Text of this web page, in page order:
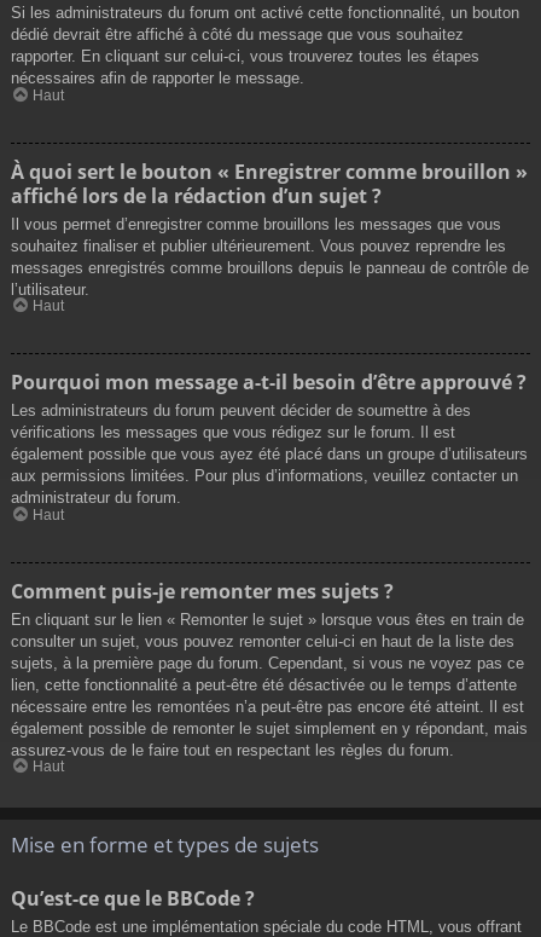
Si les administrateurs du forum ont activé cette fonctionnalité, un bouton
dédié devrait être affiché à côté du message que vous souhaitez
rapporter. En cliquant sur celui-ci, vous trouverez toutes les étapes
nécessaires afin de rapporter le message.
Haut
À quoi sert le bouton « Enregistrer comme brouillon »
affiché lors de la rédaction d’un sujet ?
Il vous permet d’enregistrer comme brouillons les messages que vous
souhaitez finaliser et publier ultérieurement. Vous pouvez reprendre les
messages enregistrés comme brouillons depuis le panneau de contrôle de
l’utilisateur.
Haut
Pourquoi mon message a-t-il besoin d’être approuvé ?
Les administrateurs du forum peuvent décider de soumettre à des
vérifications les messages que vous rédigez sur le forum. Il est
également possible que vous ayez été placé dans un groupe d’utilisateurs
aux permissions limitées. Pour plus d’informations, veuillez contacter un
administrateur du forum.
Haut
Comment puis-je remonter mes sujets ?
En cliquant sur le lien « Remonter le sujet » lorsque vous êtes en train de
consulter un sujet, vous pouvez remonter celui-ci en haut de la liste des
sujets, à la première page du forum. Cependant, si vous ne voyez pas ce
lien, cette fonctionnalité a peut-être été désactivée ou le temps d’attente
nécessaire entre les remontées n’a peut-être pas encore été atteint. Il est
également possible de remonter le sujet simplement en y répondant, mais
assurez-vous de le faire tout en respectant les règles du forum.
Haut
Mise en forme et types de sujets
Qu’est-ce que le BBCode ?
Le BBCode est une implémentation spéciale du code HTML, vous offrant